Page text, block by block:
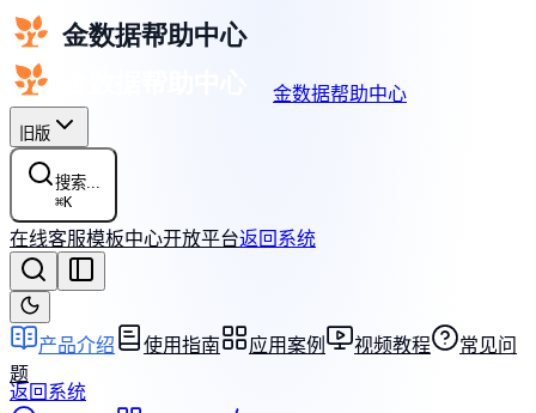
金数据帮助中心
旧版
搜索...
⌘K
在线客服模板中心开放平台返回系统
产品介绍 使用指南 应用案例 视频教程
常见问
题
返回系统